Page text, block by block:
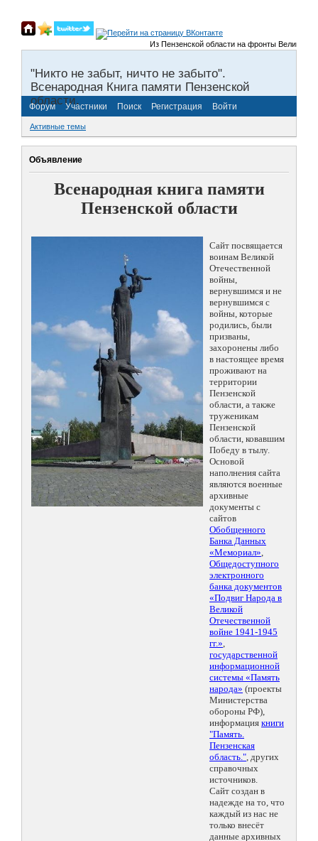
Из Пензенской области на фронты Великой
"Никто не забыт, ничто не забыто".
Всенародная Книга памяти Пензенской
области.
Форум Участники Поиск Регистрация Войти
Активные темы
Объявление
Всенародная книга памяти
Пензенской области
Сайт посвящается
воинам Великой
Отечественной
войны,
вернувшимся и не
вернувшимся с
войны, которые
родились, были
призваны,
захоронены либо
в настоящее время
проживают на
территории
Пензенской
области, а также
труженикам
Пензенской
области, ковавшим
Победу в тылу.
Основой
наполнения сайта
являются военные
архивные
документы с
сайтов
Обобщенного
Банка Данных
«Мемориал»,
Общедоступного
электронного
банка документов
«Подвиг Народа в
Великой
Отечественной
войне 1941-1945
гг.»,
государственной
информационной
системы «Память
народа» (проекты
Министерства
обороны РФ),
информация книги
"Память.
Пензенская
область.", других
справочных
источников.
Сайт создан в
надежде на то, что
каждый из нас не
только внесёт
данные архивных